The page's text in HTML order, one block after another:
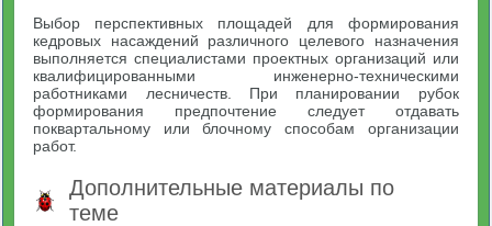
Выбор перспективных площадей для формирования
кедровых насаждений различного целевого назначения
выполняется специалистами проектных организаций или
квалифицированными инженерно-техническими
работниками лесничеств. При планировании рубок
формирования предпочтение следует отдавать
поквартальному или блочному способам организации
работ.
Дополнительные материалы по
теме